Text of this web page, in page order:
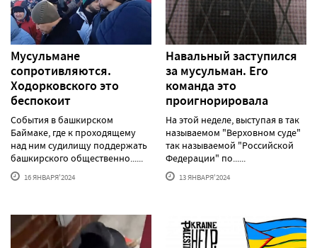
Мусульмане
сопротивляются.
Ходорковского это
беспокоит
События в башкирском
Баймаке, где к проходящему
над ним судилищу поддержать
башкирского общественно......
16 ЯНВАРЯ'2024
Навальный заступился
за мусульман. Его
команда это
проигнорировала
На этой неделе, выступая в так
называемом "Верховном суде"
так называемой "Российской
Федерации" по......
13 ЯНВАРЯ'2024